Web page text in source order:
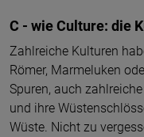
C - wie Culture: die
Zahlreiche Kulturen
Römer, Marmeluken
Spuren, auch
und ihre
Wüste. Nicht zu